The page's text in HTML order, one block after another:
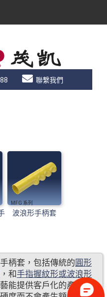
聯繫我們
MFG
波浪形手柄套
柄套，包括傳統的 圓形
，和手指握紋形或波浪形
能提供客戶化的產品長